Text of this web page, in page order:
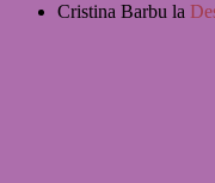
Cristina Barbu la